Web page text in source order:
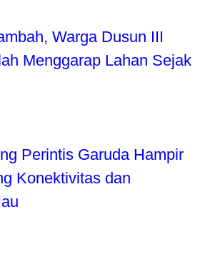
Warga Dusun III
Menggarap Lahan Sejak
Perintis Garuda Hampir
Konektivitas dan